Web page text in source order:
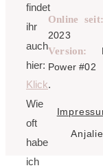
findet
ihr
auch
hier:
Klick.
Wie
oft
habe
ich
Online seit:
2023
Version:
Power #02